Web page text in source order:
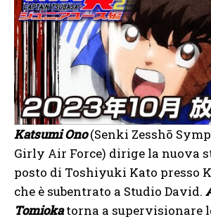
Katsumi Ono(Senki Zesshō
Girly Air Force) dirige la nuova
posto di Toshiyuki Kato presso
che è subentrato a Studio David.
Tomiokatorna a supervisionare